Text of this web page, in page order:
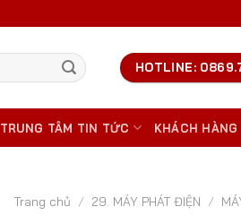
HOTLINE:
TRUNG TÂM TIN TỨC KHÁCH HÀNG
Trang chủ / 29. MÁY PHÁT ĐIỆN /